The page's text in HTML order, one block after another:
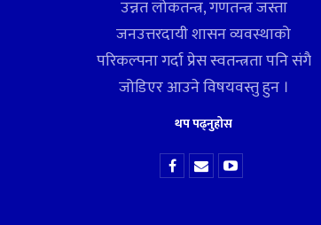
उन्नत लोकतन्त्र, गणतन्त्र जस्ता
जनउत्तरदायी शासन व्यवस्थाको
परिकल्पना गर्दा प्रेस स्वतन्त्रता पनि संगै
जोडिएर आउने विषयवस्तु हुन ।
थप पढ्नुहोस